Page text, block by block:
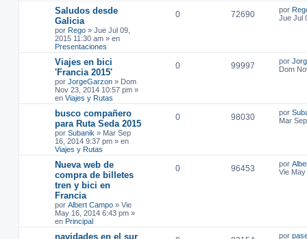
Saludos desde
Galicia
por Rego » Jue Jul 09,
2015 11:30 am » en
Presentaciones
0 72690 por
Jue Jul
Viajes en bici
'Francia 2015'
por JorgeGarzon » Dom
Nov 23, 2014 10:57 pm »
en Viajes y Rutas
0 99997 por
Dom
busco compañero
para Ruta Seda 2015
por Subanik » Mar Sep
16, 2014 9:37 pm » en
Viajes y Rutas
0 98030 por
Mar
Nueva web de
compra de billetes
tren y bici en
Francia
por Albert Campo » Vie
May 16, 2014 6:43 pm »
en Principal
0 96453 por
Vie
navidades en el sur por